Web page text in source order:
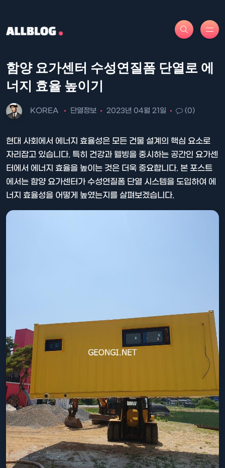
함양 요가센터 수성연질폼 단열로 에
너지 효율 높이기
KOREA 단열정보 2023년 04월 21일 (0)
현대 사회에서 에너지 효율성은 모든 건물 설계의 핵심 요소로
자리잡고 있습니다. 특히 건강과 웰빙을 중시하는 공간인 요가센
터에서 에너지 효율을 높이는 것은 더욱 중요합니다. 본 포스트
에서는 함양 요가센터가 수성연질폼 단열 시스템을 도입하여 에
너지 효율성을 어떻게 높였는지를 살펴보겠습니다.